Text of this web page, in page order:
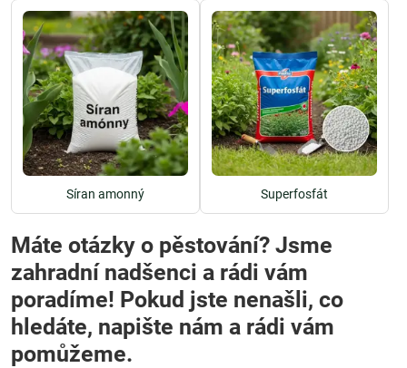
Síran amonný Superfosfát
Máte otázky o pěstování? Jsme
zahradní nadšenci a rádi vám
poradíme! Pokud jste nenašli, co
hledáte, napište nám a rádi vám
pomůžeme.